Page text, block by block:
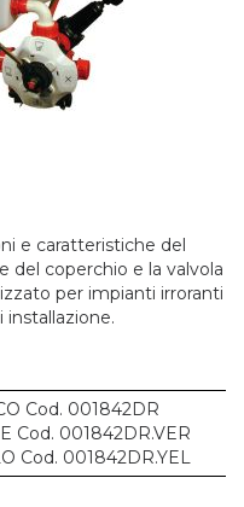
e caratteristiche del
del coperchio e la valvola
per impianti irroranti
Cod. 001842DR
Cod. 001842DR.VER
Cod. 001842DR.YEL